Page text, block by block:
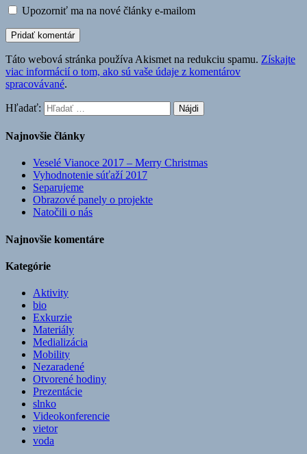
Upozorniť ma na nové články e-mailom
Táto webová stránka používa Akismet na redukciu spamu. Získajte
viac informácií o tom, ako sú vaše údaje z komentárov
spracovávané.
Hľadať:
Najnovšie články
Veselé Vianoce 2017 – Merry Christmas
Vyhodnotenie súťaží 2017
Separujeme
Obrazové panely o projekte
Natočili o nás
Najnovšie komentáre
Kategórie
Aktivity
bio
Exkurzie
Materiály
Medializácia
Mobility
Nezaradené
Otvorené hodiny
Prezentácie
slnko
Videokonferencie
vietor
voda